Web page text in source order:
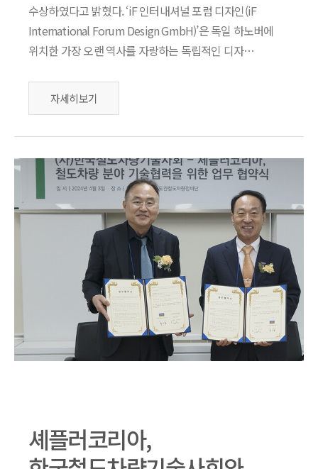
수상하였다고 밝혔다. ‘iF 인터내셔널 포럼 디자인(iF
International Forum Design GmbH)’은 독일 하노버에
위치한 가장 오랜 역사를 자랑하는 독립적인 디자…
자세히보기
셰플러코리아,